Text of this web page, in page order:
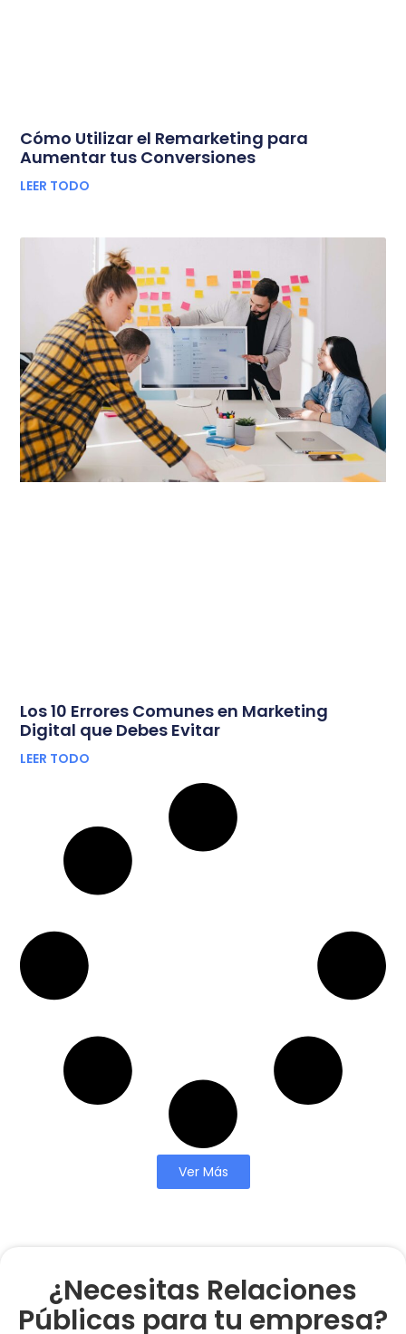
Cómo Utilizar el Remarketing para
Aumentar tus Conversiones
LEER TODO
Los 10 Errores Comunes en Marketing
Digital que Debes Evitar
LEER TODO
Ver Más
¿Necesitas Relaciones
Públicas para tu empresa?